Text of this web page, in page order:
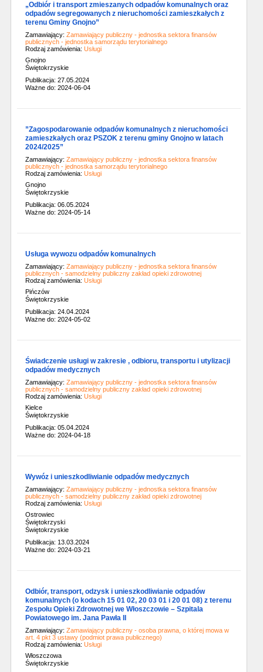
„Odbiór i transport zmieszanych odpadów komunalnych oraz
odpadów segregowanych z nieruchomości zamieszkałych z
terenu Gminy Gnojno”
Zamawiający: Zamawiający publiczny - jednostka sektora finansów
publicznych - jednostka samorządu terytorialnego
Rodzaj zamówienia: Usługi
Gnojno
Świętokrzyskie
Publikacja: 27.05.2024
Ważne do: 2024-06-04
”Zagospodarowanie odpadów komunalnych z nieruchomości
zamieszkałych oraz PSZOK z terenu gminy Gnojno w latach
2024/2025”
Zamawiający: Zamawiający publiczny - jednostka sektora finansów
publicznych - jednostka samorządu terytorialnego
Rodzaj zamówienia: Usługi
Gnojno
Świętokrzyskie
Publikacja: 06.05.2024
Ważne do: 2024-05-14
Usługa wywozu odpadów komunalnych
Zamawiający: Zamawiający publiczny - jednostka sektora finansów
publicznych - samodzielny publiczny zakład opieki zdrowotnej
Rodzaj zamówienia: Usługi
Pińczów
Świętokrzyskie
Publikacja: 24.04.2024
Ważne do: 2024-05-02
Świadczenie usługi w zakresie , odbioru, transportu i utylizacji
odpadów medycznych
Zamawiający: Zamawiający publiczny - jednostka sektora finansów
publicznych - samodzielny publiczny zakład opieki zdrowotnej
Rodzaj zamówienia: Usługi
Kielce
Świętokrzyskie
Publikacja: 05.04.2024
Ważne do: 2024-04-18
Wywóz i unieszkodliwianie odpadów medycznych
Zamawiający: Zamawiający publiczny - jednostka sektora finansów
publicznych - samodzielny publiczny zakład opieki zdrowotnej
Rodzaj zamówienia: Usługi
Ostrowiec
Świętokrzyski
Świętokrzyskie
Publikacja: 13.03.2024
Ważne do: 2024-03-21
Odbiór, transport, odzysk i unieszkodliwianie odpadów
komunalnych (o kodach 15 01 02, 20 03 01 i 20 01 08) z terenu
Zespołu Opieki Zdrowotnej we Włoszczowie – Szpitala
Powiatowego im. Jana Pawła II
Zamawiający: Zamawiający publiczny - osoba prawna, o której mowa w
art. 4 pkt 3 ustawy (podmiot prawa publicznego)
Rodzaj zamówienia: Usługi
Włoszczowa
Świętokrzyskie